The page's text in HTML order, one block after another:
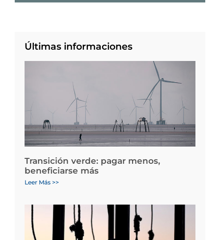
Últimas informaciones
Transición verde: pagar menos,
beneficiarse más
Leer Más >>